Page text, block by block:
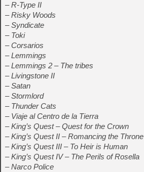
– R-Type II
– Risky Woods
– Syndicate
– Toki
– Corsarios
– Lemmings
– Lemmings 2 – The tribes
– Livingstone II
– Satan
– Stormlord
– Thunder Cats
– Viaje al Centro de la Tierra
– King’s Quest – Quest for the Crown
– King’s Quest II – Romancing the Throne
– King’s Quest III – To Heir is Human
– King’s Quest IV – The Perils of Rosella
– Narco Police